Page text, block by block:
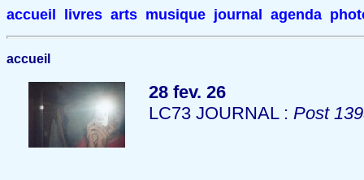
accueil livres arts musique journal agenda
accueil
28 fev. 26
LC73 JOURNAL : Post